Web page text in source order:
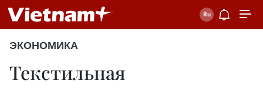
ЭКОНОМИКА
Текстильная